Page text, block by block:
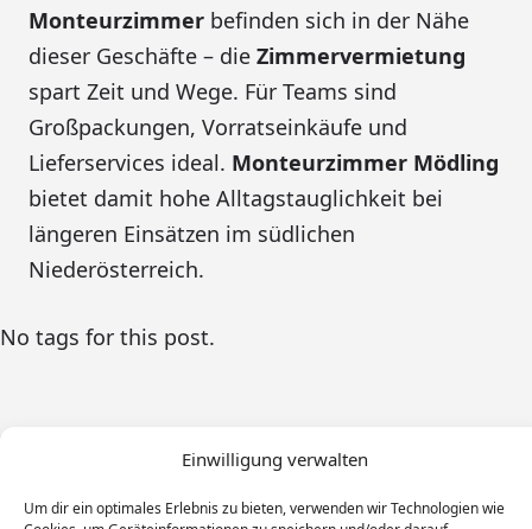
Einwilligung verwalten
Um dir ein optimales Erlebnis zu bieten, verwenden wir Technologien wie
Monteurzimmer befinden sich in der Nähe
dieser Geschäfte – die Zimmervermietung
spart Zeit und Wege. Für Teams sind
Großpackungen, Vorratseinkäufe und
Lieferservices ideal. Monteurzimmer Mödling
bietet damit hohe Alltagstauglichkeit bei
längeren Einsätzen im südlichen
Niederösterreich.
No tags for this post.